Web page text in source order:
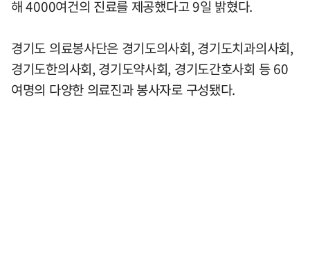
해 4000여건의 진료를 제공했다고 9일 밝혔다.
경기도 의료봉사단은 경기도의사회, 경기도치과의사회,
경기도한의사회, 경기도약사회, 경기도간호사회 등 60
여명의 다양한 의료진과 봉사자로 구성됐다.